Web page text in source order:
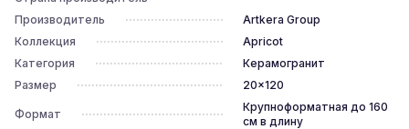
Производитель
Artkera Group
Коллекция
Apricot
Категория
Керамогранит
Размер
20x120
Формат
Крупноформатная до 160
см в длину